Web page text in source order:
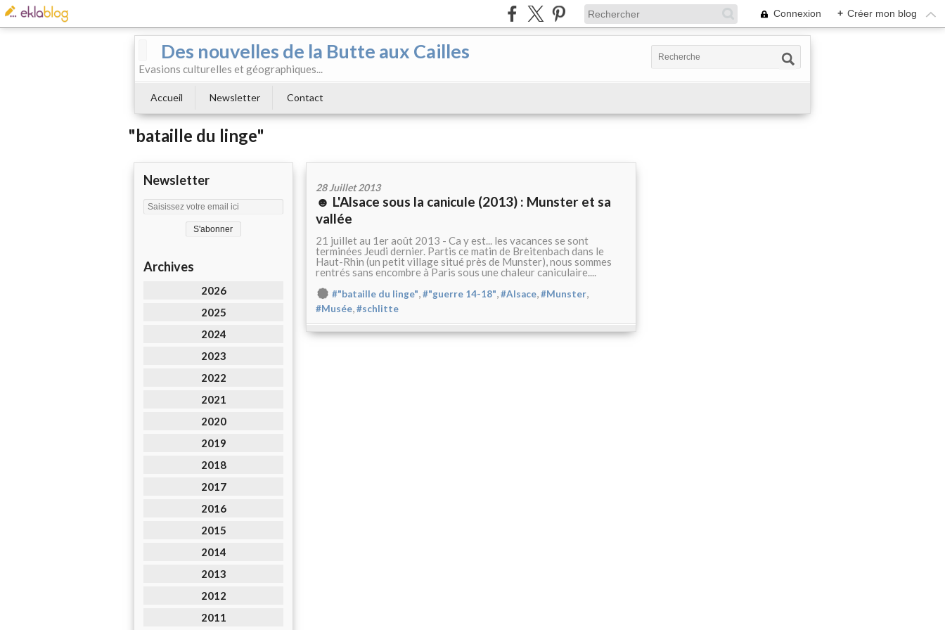
Connexion + Créer mon blog
Des nouvelles de la Butte aux Cailles
Evasions culturelles et géographiques...
Accueil Newsletter Contact
"bataille du linge"
Newsletter
Archives
2026
2025
2024
2023
2022
2021
2020
2019
2018
2017
2016
2015
2014
2013
2012
2011
28 Juillet 2013
☻ L'Alsace sous la canicule (2013) : Munster et sa
vallée
21 juillet au 1er août 2013 - Ca y est... les vacances se sont
terminées Jeudi dernier. Partis ce matin de Breitenbach dans le
Haut-Rhin (un petit village situé près de Munster), nous sommes
rentrés sans encombre à Paris sous une chaleur caniculaire....
#"bataille du linge",#"guerre 14-18",#Alsace,#Munster,
#Musée,#schlitte